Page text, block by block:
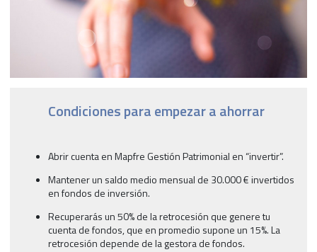
Condiciones para empezar a ahorrar
Abrir cuenta en Mapfre Gestión Patrimonial en “invertir”.
Mantener un saldo medio mensual de 30.000 € invertidos
en fondos de inversión.
Recuperarás un 50% de la retrocesión que genere tu
cuenta de fondos, que en promedio supone un 15%. La
retrocesión depende de la gestora de fondos.